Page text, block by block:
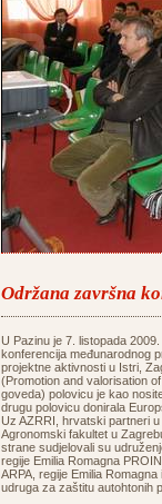
Održana završna
U Pazinu je 7. listopada
konferencija međunarodnog
projektne aktivnosti u Istri,
(Promotion and valorisation
goveda) polovicu je kao
drugu polovicu donirala
Uz AZRRI, hrvatski partneri
Agronomski fakultet u
strane sudjelovali su
regije Emilia Romagna
ARPA, regije Emilia
udruga za zaštitu autohtonih